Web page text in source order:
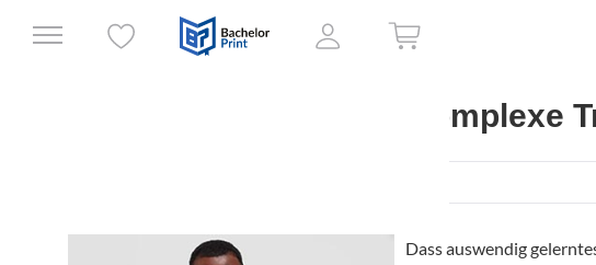
Feynman Methode für komplexe
Dass auswendig